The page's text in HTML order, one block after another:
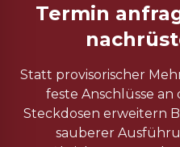
Termin
Statt provisorischer
feste Anschlüsse
Steckdosen erweitern
sauberer